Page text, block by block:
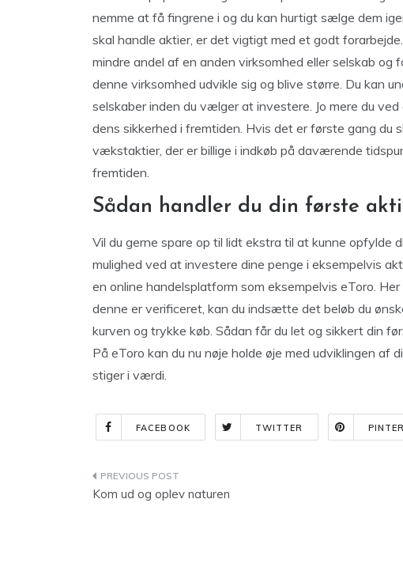
nemme at få fingrene i og du kan hurtigt sælge dem
skal handle aktier, er det vigtigt med et godt
mindre andel af en anden virksomhed eller selskab og
denne virksomhed udvikle sig og blive større. Du kan
selskaber inden du vælger at investere. Jo mere du
dens sikkerhed i fremtiden. Hvis det er første gang du
vækstaktier, der er billige i indkøb på daværende
fremtiden.
Sådan handler du din første
Vil du gerne spare op til lidt ekstra til at kunne opfylde
mulighed ved at investere dine penge i eksempelvis
en online handelsplatform som eksempelvis eToro.
denne er verificeret, kan du indsætte det beløb du
kurven og trykke køb. Sådan får du let og sikkert din
På eToro kan du nu nøje holde øje med udviklingen af
stiger i værdi.
FACEBOOK TWITTER
Indlægsnavigation
Kom ud og oplev naturen